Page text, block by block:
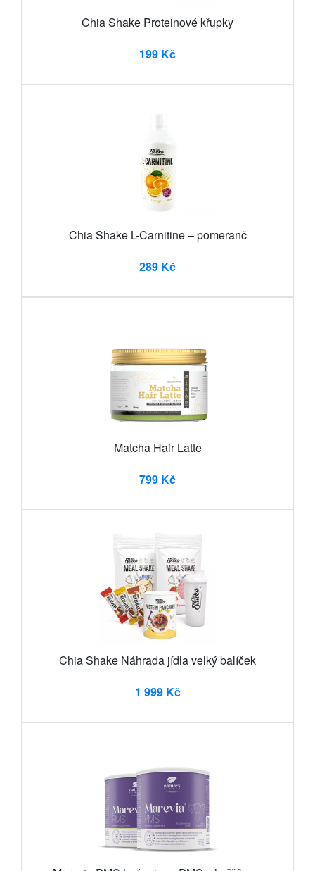
Chia Shake Proteinové křupky
199 Kč
Chia Shake L-Carnitine – pomeranč
289 Kč
Matcha Hair Latte
799 Kč
Chia Shake Náhrada jídla velký balíček
1 999 Kč